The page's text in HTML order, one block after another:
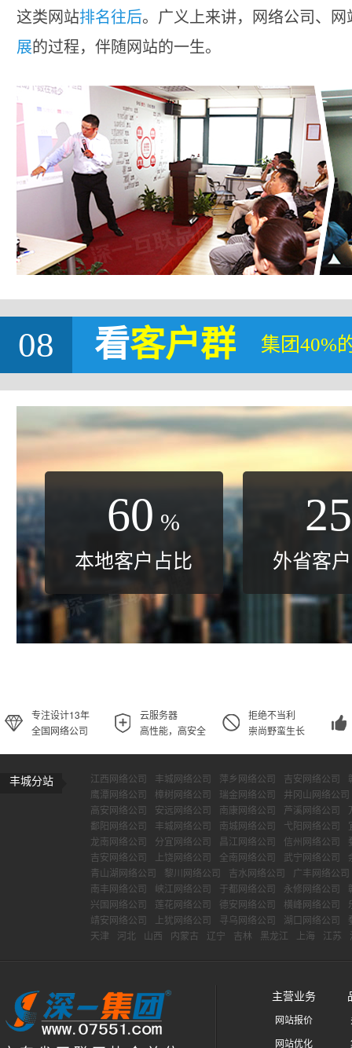
这类网站排名往后。广义上来讲，网络公司、
展的过程，伴随网站的一生。
08 看客户群 集团40%
60 %
本地客户占比
25
外省客
专注设计13年
全国网络公司
云服务器
高性能，高安全
拒绝不当利
崇尚野蛮生长
丰城分站 江西网络公司 丰城网络公司 萍乡网络公司 吉安网络公司
鹰潭网络公司
樟树网络公司 瑞金网络公司
井冈山网络公司
高安网络公司
安远网络公司 南康网络公司 芦溪网络公司
鄱阳网络公司
丰城网络公司 南城网络公司 弋阳网络公司
龙南网络公司
分宜网络公司 昌江网络公司 信州网络公司
吉安网络公司
上饶网络公司 全南网络公司 武宁网络公司
青山湖网络公司
黎川网络公司 吉水网络公司
广丰网络公司
南丰网络公司
峡江网络公司 于都网络公司 永修网络公司
兴国网络公司
莲花网络公司 德安网络公司 横峰网络公司
靖安网络公司
上犹网络公司 寻乌网络公司 湖口网络公司
天津
河北 山西 内蒙古 辽宁 吉林 黑龙江 上海 江苏
主营业务
网站报价
网站优化